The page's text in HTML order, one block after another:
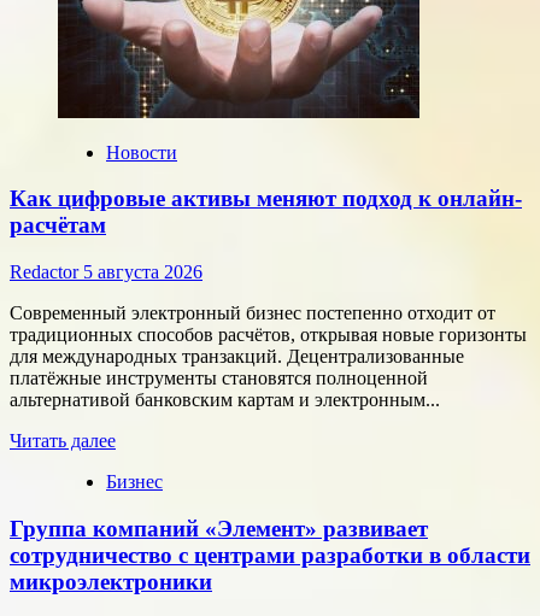
Новости
Как цифровые активы меняют подход к онлайн-
расчётам
Redactor 5 августа 2026
Современный электронный бизнес постепенно отходит от
традиционных способов расчётов, открывая новые горизонты
для международных транзакций. Децентрализованные
платёжные инструменты становятся полноценной
альтернативой банковским картам и электронным...
Читать далееПрочитать
о
цифровые
активы
меняют
подход
Бизнес
Группа компаний «Элемент» развивает
сотрудничество с центрами разработки в области
микроэлектроники